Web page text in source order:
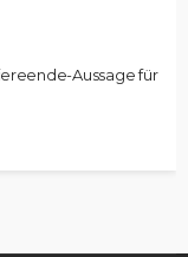
Aussage für